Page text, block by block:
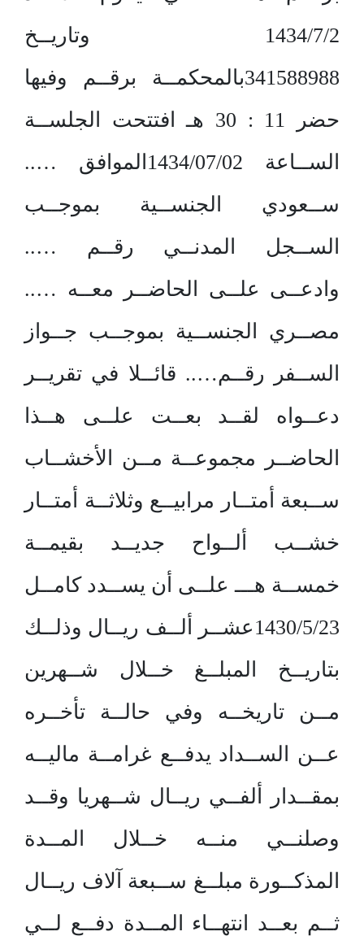
1434/7/2 وتاريــخ
341588988بالمحكمــة برقــم وفيها
حضر 11 : 30 هـ افتتحت الجلســة
الســاعة 1434/07/02الموافق …..
ســعودي الجنســية بموجــب
الســجل المدنــي رقــم …..
وادعــى علــى الحاضــر معــه …..
مصــري الجنســية بموجــب جــواز
الســفر رقــم….. قائــلا في تقريــر
دعــواه لقــد بعــت علــى هــذا
الحاضــر مجموعــة مــن الأخشــاب
ســبعة أمتــار مرابيــع وثلاثــة أمتــار
خشــب ألــواح جديــد بقيمــة
خمســة هـــ علــى أن يســدد كامــل
1430/5/23عشــر ألــف ريــال وذلــك
بتاريــخ المبلــغ خــلال شــهرين
مــن تاريخــه وفي حالــة تأخــره
عــن الســداد يدفــع غرامــة ماليــه
بمقــدار ألفــي ريــال شــهريا وقــد
وصلنــي منــه خــلال المــدة
المذكــورة مبلــغ ســبعة آلاف ريــال
ثــم بعــد انتهــاء المــدة دفــع لــي